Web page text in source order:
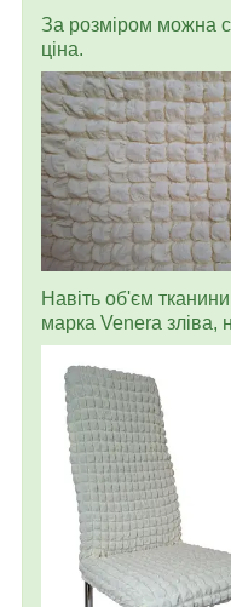
За розміром можна
ціна.
Навіть об'єм
марка Venera зліва,